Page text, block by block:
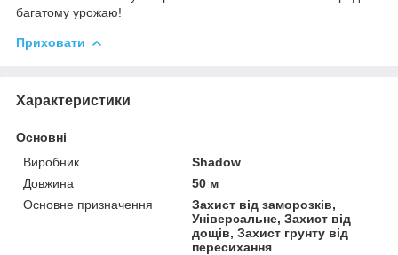
багатому урожаю!
Приховати
Характеристики
Основні
Виробник
Shadow
Довжина
50 м
Основне призначення
Захист від заморозків,
Універсальне, Захист від
дощів, Захист грунту від
пересихання